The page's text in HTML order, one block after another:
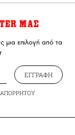
ΜΑΣ
μια επιλογή από τα
ΕΓΓΡΑΦΗ
ΑΠΟΡΡΗΤΟΥ